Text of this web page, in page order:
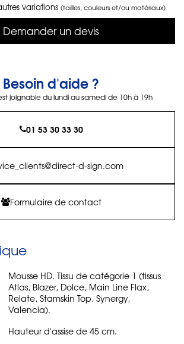
variations (tailles, couleurs et/ou matériaux)
Demander un devis
Besoin d'aide ?
joignable du lundi au samedi de 10h à 19h
01 53 30 33 30
d-sign.com
Formulaire de contact
Mousse HD. Tissu de catégorie 1 (tissus
Atlas, Blazer, Dolce, Main Line Flax,
Relate, Stamskin Top, Synergy,
Valencia).
Hauteur d'assise de 45 cm.